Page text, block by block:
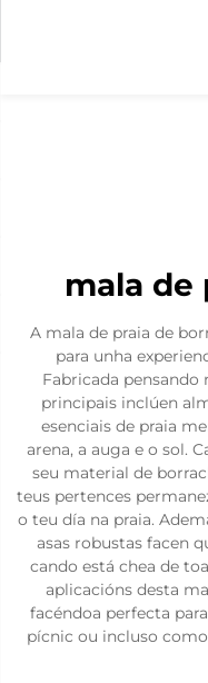
mala de
A mala de praia de
para unha
Fabricada pensando
principais inclúen
esenciais de praia
arena, a auga e o sol.
seu material de
teus pertences
o teu día na praia.
asas robustas facen
cando está chea de
aplicacións desta
facéndoa perfecta
pícnic ou incluso